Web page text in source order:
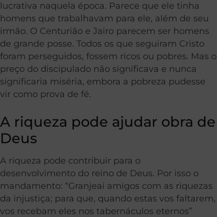
lucrativa naquela época. Parece que ele tinha
homens que trabalhavam para ele, além de seu
irmão. O Centurião e Jairo parecem ser homens
de grande posse. Todos os que seguiram Cristo
foram perseguidos, fossem ricos ou pobres. Mas o
preço do discipulado não significava e nunca
significaria miséria, embora a pobreza pudesse
vir como prova de fé.
A riqueza pode ajudar obra de
Deus
A riqueza pode contribuir para o
desenvolvimento do reino de Deus. Por isso o
mandamento: “Granjeai amigos com as riquezas
da injustiça; para que, quando estas vos faltarem,
vos recebam eles nos tabernáculos eternos”